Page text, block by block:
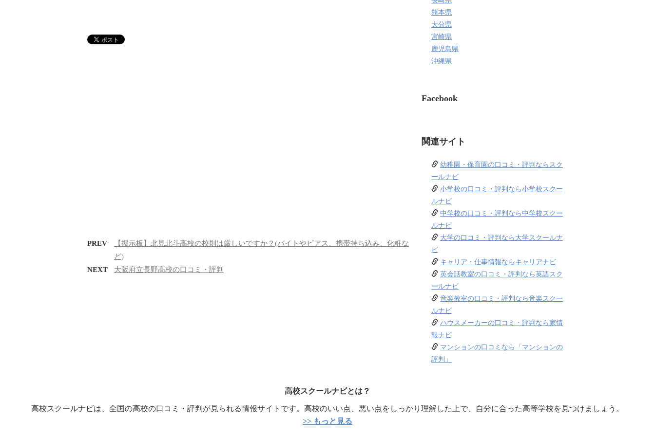
PREV
【掲示板】北見北斗高校の校則は厳しいですか？(バイトやピアス、携帯持ち込み、化粧な
ど)
NEXT
大阪府立長野高校の口コミ・評判
熊本県
大分県
宮崎県
鹿児島県
沖縄県
Facebook
関連サイト
幼稚園・保育園の口コミ・評判ならスク
ールナビ
小学校の口コミ・評判なら小学校スクー
ルナビ
中学校の口コミ・評判なら中学校スクー
ルナビ
大学の口コミ・評判なら大学スクールナ
ビ
キャリア・仕事情報ならキャリアナビ
英会話教室の口コミ・評判なら英語スク
ールナビ
音楽教室の口コミ・評判なら音楽スクー
ルナビ
ハウスメーカーの口コミ・評判なら家情
報ナビ
マンションの口コミなら「マンションの
評判」
高校スクールナビとは？
高校スクールナビは、全国の高校の口コミ・評判が見られる情報サイトです。高校のいい点、悪い点をしっかり理解した上で、自分に合った高等学校を見つけましょう。
>> もっと見る